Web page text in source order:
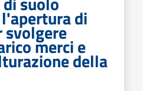
di
svolgere
merci e
della